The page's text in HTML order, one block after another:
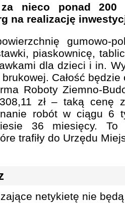
nieco ponad 200
na realizację
gumowo-
piaskownicę,
dla dzieci i in.
Całość będzie
Roboty Ziemno-
zł – taką cenę
robót w ciągu 6
36 miesięcy. To
trafiły do Urzędu
netykietę nie